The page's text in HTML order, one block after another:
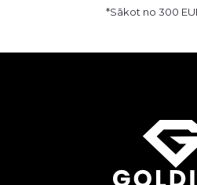
*Sākot no 300